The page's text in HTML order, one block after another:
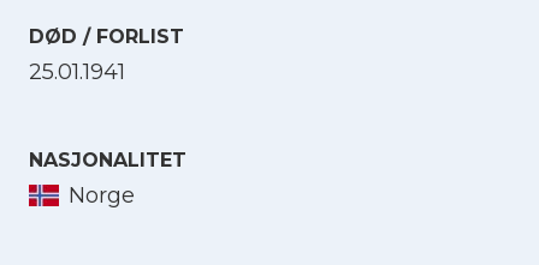
DØD / FORLIST
25.01.1941
NASJONALITET
Norge